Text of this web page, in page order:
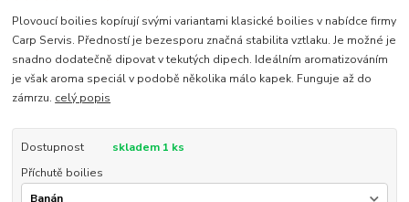
Plovoucí boilies kopírují svými variantami klasické boilies v nabídce firmy
Carp Servis. Předností je bezesporu značná stabilita vztlaku. Je možné je
snadno dodatečně dipovat v tekutých dipech. Ideálním aromatizováním
je však aroma speciál v podobě několika málo kapek. Funguje až do
zámrzu. celý popis
Dostupnost
skladem 1 ks
Příchutě boilies